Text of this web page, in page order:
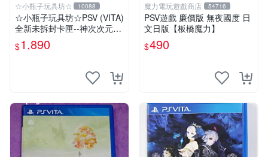
☆小瓶子玩具坊☆ 10088
☆小瓶子玩具坊☆PSV (VITA)
全新未拆封卡匣--神次次元戰
記 戰機少女 Re;Birth 3 V 世
紀 限定版
$1,890
魔力電玩遊戲商店 54716
PSV遊戲 廉價版 無夜國度 日
文日版【板橋魔力】
$490